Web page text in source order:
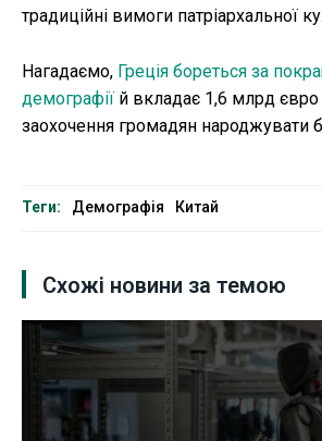
традиційні вимоги патріархальної
Нагадаємо, Греція бореться за
демографії й вкладає 1,6 млрд
заохочення громадян народжувати
Теги: Демографія Китай
Схожі новини за темою